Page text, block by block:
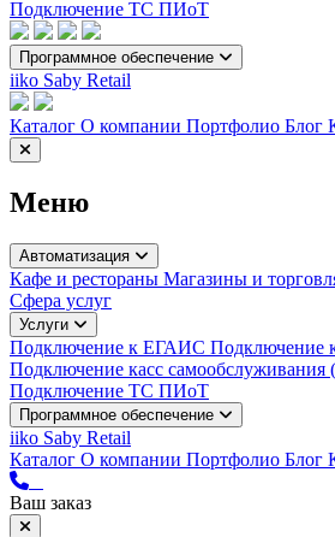
Подключение ТС ПИоТ
Программное обеспечение
iiko Saby Retail
Каталог О компании Портфолио Блог
Меню
Автоматизация
Кафе и рестораны Магазины и
Сфера услуг
Услуги
Подключение к ЕГАИС Подключение
Подключение касс
Подключение ТС ПИоТ
Программное обеспечение
iiko Saby Retail
Каталог О компании Портфолио Блог
Ваш заказ